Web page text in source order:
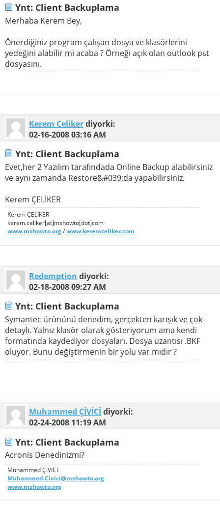
Ynt: Client Backuplama
Merhaba Kerem Bey,
Önerdiğiniz program çalışan dosya ve klasörlerini
yedeğini alabilir mi acaba ? Örneği açık olan outlook pst
dosyasını.
Kerem Celikerdiyorki:
02-16-200803:16 AM
Ynt: Client Backuplama
Evet,her 2 Yazılım tarafındada Online Backup alabilirsiniz
ve aynı zamanda Restore&#039;da yapabilirsiniz.
Kerem ÇELİKER
Kerem ÇELİKER
kerem.celiker[at]mshowto[dot]com
www.mshowto.org/www.keremceliker.com
Redemption diyorki:
02-18-200809:27 AM
Ynt: Client Backuplama
Symantec ürününü denedim, gerçekten karışık ve çok
detaylı. Yalnız klasör olarak gösteriyorum ama kendi
formatında kaydediyor dosyaları. Dosya uzantısı .BKF
oluyor. Bunu değiştirmenin bir yolu var mıdır ?
Muhammed ÇİVİCİ diyorki:
02-24-2008 11:19 AM
Ynt: Client Backuplama
Acronis Denedinizmi?
Muhammed ÇİVİCİ
Muhammed.Civici@mshowto.org
www.mshowto.org